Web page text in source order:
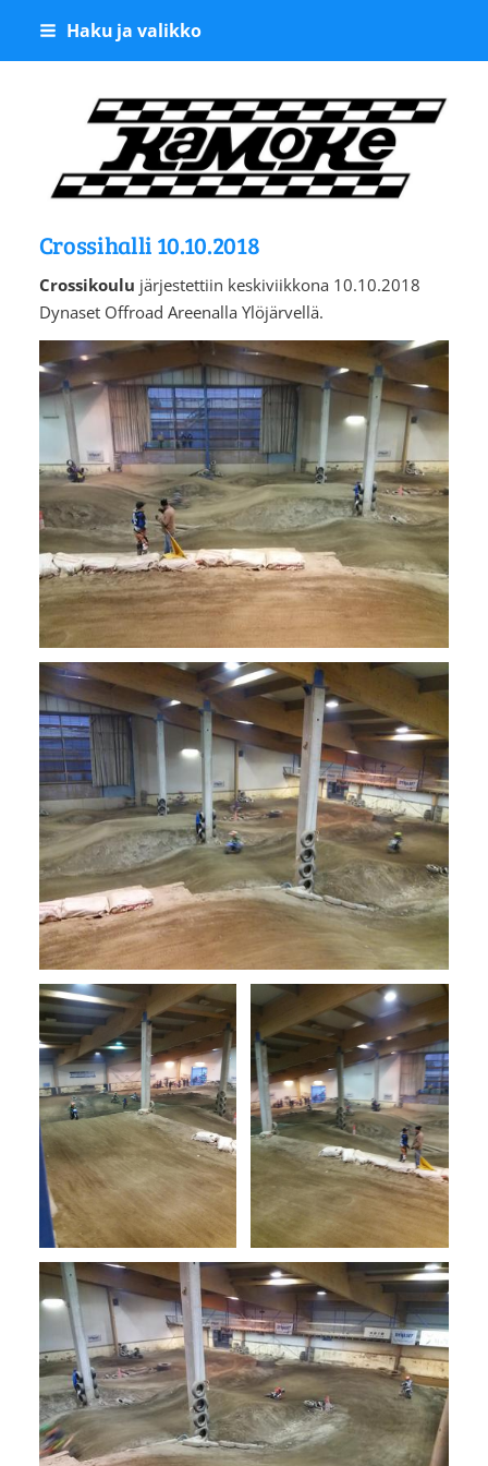
Siirry
Haku ja valikko
Kangasalan
Crossihalli 10.10.2018
Crossikoulu järjestettiin keskiviikkona 10.10.2018
Dynaset Offroad Areenalla Ylöjärvellä.